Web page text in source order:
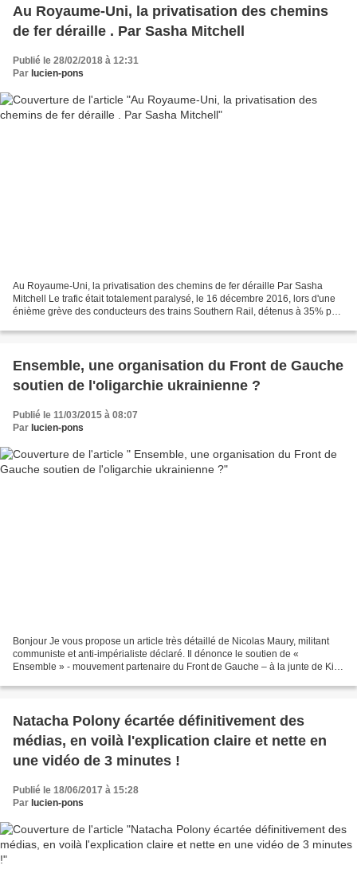
Au Royaume-Uni, la privatisation des chemins
de fer déraille . Par Sasha Mitchell
Publié le 28/02/2018 à 12:31
Par lucien-pons
Au Royaume-Uni, la privatisation des chemins de fer déraille Par Sasha
Mitchell Le trafic était totalement paralysé, le 16 décembre 2016, lors d'une
énième grève des conducteurs des trains Southern Rail, détenus à 35% par
Ensemble, une organisation du Front de Gauche
soutien de l'oligarchie ukrainienne ?
Publié le 11/03/2015 à 08:07
Par lucien-pons
Bonjour Je vous propose un article très détaillé de Nicolas Maury, militant
communiste et anti-impérialiste déclaré. Il dénonce le soutien de «
Ensemble » - mouvement partenaire du Front de Gauche – à la junte de Kiev
Natacha Polony écartée définitivement des
médias, en voilà l'explication claire et nette en
une vidéo de 3 minutes !
Publié le 18/06/2017 à 15:28
Par lucien-pons